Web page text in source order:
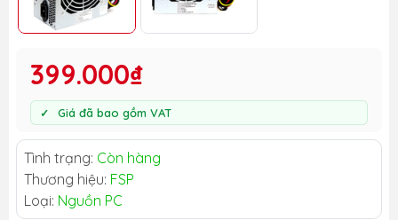
399.000₫
Giá đã bao gồm VAT
Tình trạng: Còn hàng
Thương hiệu: FSP
Loại: Nguồn PC